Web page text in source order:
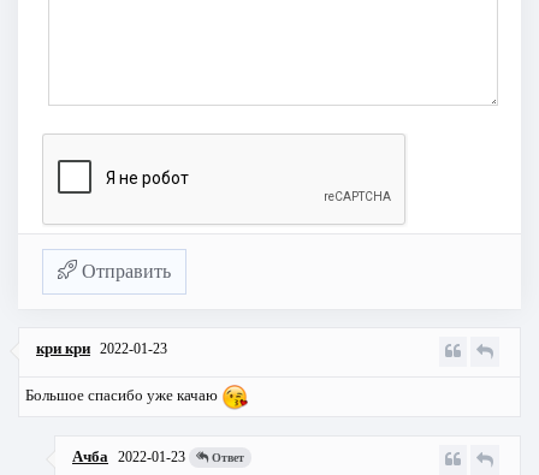
Отправить
кри кри 2022-01-23
Большое спасибо уже качаю
Ачба 2022-01-23 Ответ